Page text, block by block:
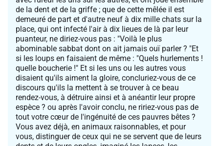
de la dent et de la griffe ; que de cette mêlée il est
demeuré de part et d'autre neuf à dix mille chats sur la
place, qui ont infecté l'air à dix lieues de là par leur
puanteur, ne diriez-vous pas : "Voilà le plus
abominable sabbat dont on ait jamais ouï parler ? "Et
si les loups en faisaient de même : "Quels hurlements !
quelle boucherie !" Et si les uns ou les autres vous
disaient qu'ils aiment la gloire, concluriez-vous de ce
discours qu'ils la mettent à se trouver à ce beau
rendez-vous, à détruire ainsi et à anéantir leur propre
espèce ? ou après l'avoir conclu, ne ririez-vous pas de
tout votre cœur de l'ingénuité de ces pauvres bêtes ?
Vous avez déjà, en animaux raisonnables, et pour
vous, distinguer de ceux qui ne se servent que de leurs